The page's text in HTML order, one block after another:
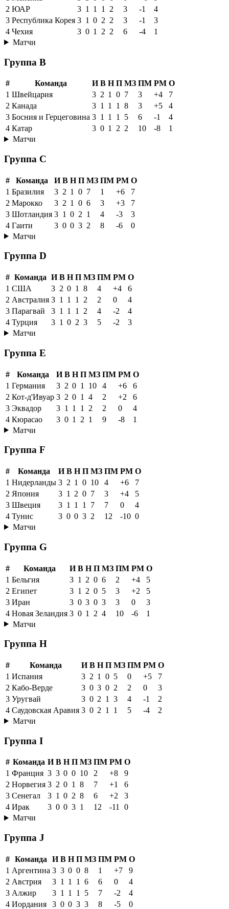
2 ЮАР 3 1 1 1 2 3 -1
4
3 Республика Корея 3 1 0 2 2 3 -1
3
4 Чехия 3 0 1 2 2 6 -4
1
Матчи
Группа B
# Команда И В Н П МЗ ПМ РМ О
1 Швейцария 3 2 1 0 7 3 +4
7
2 Канада 3 1 1 1 8 3 +5
4
3 Босния и Герцеговина 3 1 1 1 5 6 -1
4
4 Катар 3 0 1 2 2 10 -8
1
Матчи
Группа C
# Команда И В Н П МЗ ПМ РМ О
1 Бразилия 3 2 1 0 7 1 +6
7
2 Марокко 3 2 1 0 6 3 +3
7
3 Шотландия 3 1 0 2 1 4 -3
3
4 Гаити 3 0 0 3 2 8 -6
0
Матчи
Группа D
# Команда И В Н П МЗ ПМ РМ О
1 США 3 2 0 1 8 4 +4
6
2 Австралия 3 1 1 1 2 2 0
4
3 Парагвай 3 1 1 1 2 4 -2
4
4 Турция 3 1 0 2 3 5 -2
3
Матчи
Группа E
# Команда И В Н П МЗ ПМ РМ О
1 Германия 3 2 0 1 10 4 +6
6
2 Кот-д'Ивуар 3 2 0 1 4 2 +2
6
3 Эквадор 3 1 1 1 2 2 0
4
4 Кюрасао 3 0 1 2 1 9 -8
1
Матчи
Группа F
# Команда И В Н П МЗ ПМ РМ О
1 Нидерланды 3 2 1 0 10 4 +6
7
2 Япония 3 1 2 0 7 3 +4
5
3 Швеция 3 1 1 1 7 7 0
4
4 Тунис 3 0 0 3 2 12 -10 0
Матчи
Группа G
# Команда И В Н П МЗ ПМ РМ О
1 Бельгия 3 1 2 0 6 2 +4
5
2 Египет 3 1 2 0 5 3 +2
5
3 Иран 3 0 3 0 3 3 0
3
4 Новая Зеландия 3 0 1 2 4 10 -6
1
Матчи
Группа H
# Команда И В Н П МЗ ПМ РМ О
1 Испания 3 2 1 0 5 0 +5
7
2 Кабо-Верде 3 0 3 0 2 2 0
3
3 Уругвай 3 0 2 1 3 4 -1
2
4 Саудовская Аравия 3 0 2 1 1 5 -4
2
Матчи
Группа I
# Команда И В Н П МЗ ПМ РМ О
1 Франция 3 3 0 0 10 2 +8
9
2 Норвегия 3 2 0 1 8 7 +1
6
3 Сенегал 3 1 0 2 8 6 +2
3
4 Ирак 3 0 0 3 1 12 -11
0
Матчи
Группа J
# Команда И В Н П МЗ ПМ РМ О
1 Аргентина 3 3 0 0 8 1 +7
9
2 Австрия 3 1 1 1 6 6 0
4
3 Алжир 3 1 1 1 5 7 -2
4
4 Иордания 3 0 0 3 3 8 -5
0